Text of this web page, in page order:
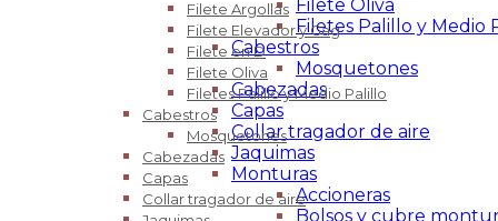
Filete Oliva
Filetes Palillo y Medio
Cabestros
Mosquetones
Cabezadas
Capas
Collar tragador de aire
Jaquimas
Monturas
Accioneras
Bolsos y cubre
Filete Argollas
Filete Elevador y Gag
Filete en D
Filete Oliva
Filetes Palillo y Medio Palillo
Cabestros
Mosquetones
Cabezadas
Capas
Collar tragador de aire